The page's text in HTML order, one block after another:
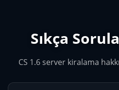
Sıkça
CS 1.6 server kiralama